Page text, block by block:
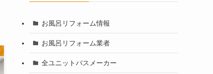
お風呂リフォーム情報
お風呂リフォーム業者
全ユニットバスメーカー